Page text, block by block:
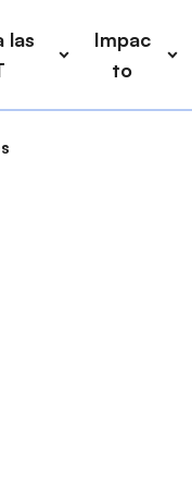
las
Impac
to